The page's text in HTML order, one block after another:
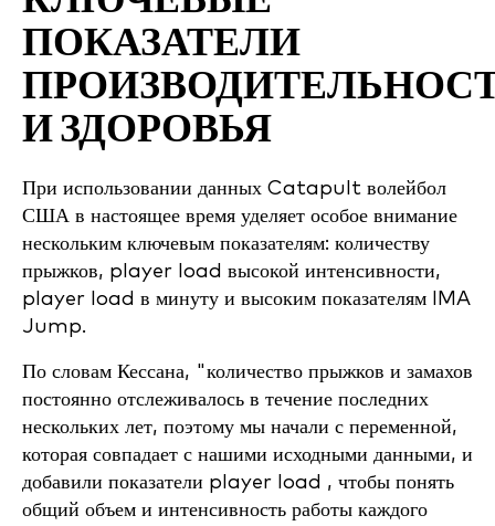
ПОКАЗАТЕЛИ
И ЗДОРОВЬЯ
При использовании данных Catapult волейбол
США в настоящее время уделяет особое внимание
нескольким ключевым показателям: количеству
прыжков, player load высокой интенсивности,
player load в минуту и высоким показателям IMA
Jump.
По словам Кессана, "количество прыжков и замахов
постоянно отслеживалось в течение последних
нескольких лет, поэтому мы начали с переменной,
которая совпадает с нашими исходными данными, и
добавили показатели player load , чтобы понять
общий объем и интенсивность работы каждого